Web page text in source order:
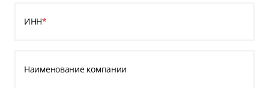
ИНН*
Наименование компании